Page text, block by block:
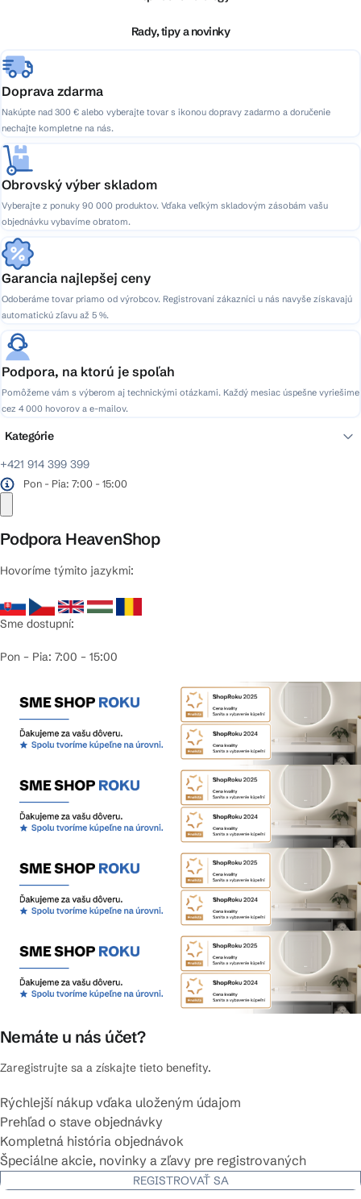
e
Rady, tipy a novinky
Doprava zdarma
Nakúpte nad 300 € alebo vyberajte tovar s ikonou dopravy zadarmo a doručenie
nechajte kompletne na nás.
Obrovský výber skladom
Vyberajte z ponuky 90 000 produktov. Vďaka veľkým skladovým zásobám vašu
objednávku vybavíme obratom.
Garancia najlepšej ceny
Odoberáme tovar priamo od výrobcov. Registrovaní zákazníci u nás navyše získavajú
automatickú zľavu až 5 %.
Podpora, na ktorú je spoľah
Pomôžeme vám s výberom aj technickými otázkami. Každý mesiac úspešne vyriešime
cez 4 000 hovorov a e-mailov.
+421 914 399 399
Pon - Pia: 7:00 - 15:00
Podpora HeavenShop
Hovoríme týmito jazykmi:
Sme dostupní:
Pon – Pia: 7:00 – 15:00
Nemáte u nás účet?
Zaregistrujte sa a získajte tieto benefity.
Rýchlejší nákup vďaka uloženým údajom
Prehľad o stave objednávky
Kompletná história objednávok
Špeciálne akcie, novinky a zľavy pre registrovaných
REGISTROVAŤ SA
Kategórie